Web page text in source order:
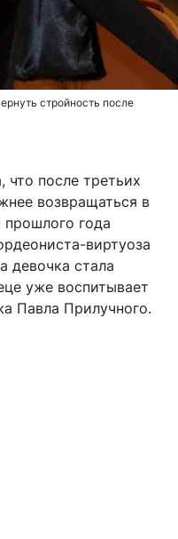
стройность после
что после третьих
возвращаться в
года
виртуоза
девочка стала
уже воспитывает
Павла Прилучного.